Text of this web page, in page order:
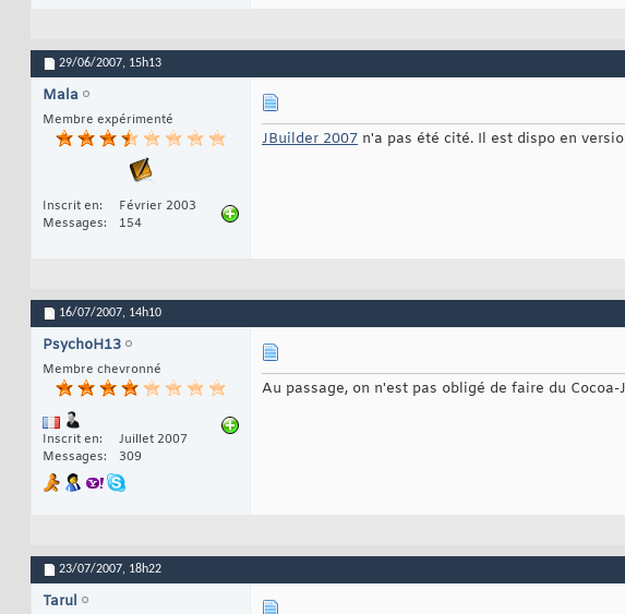
29/06/2007, 15h13
Mala
Membre expérimenté
Inscrit en
Février 2003
Messages
154
JBuilder 2007 n'a pas été cité. Il est dispo en
16/07/2007, 14h10
PsychoH13
Membre chevronné
Inscrit en
Juillet 2007
Messages
309
Au passage, on n'est pas obligé de faire du
23/07/2007, 18h22
Tarul